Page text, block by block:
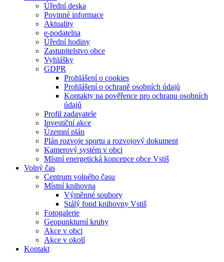
Úřední deska
Povinné informace
Aktuality
e-podatelna
Úřední hodiny
Zastupitelstvo obce
Vyhlášky
GDPR
Prohlášení o cookies
Prohlášení o ochraně osobních údajů
Kontakty na pověřence pro ochranu osobních
údajů
Profil zadavatele
Investiční akce
Územní plán
Plán rozvoje sportu a rozvojový dokument
Kamerový systém v obci
Místní energetická koncepce obce Vstiš
Volný čas
Centrum volného času
Místní knihovna
Výměnné soubory
Stálý fond knihovny Vstiš
Fotogalerie
Geopunkturní kruhy
Akce v obci
Akce v okolí
Kontakt